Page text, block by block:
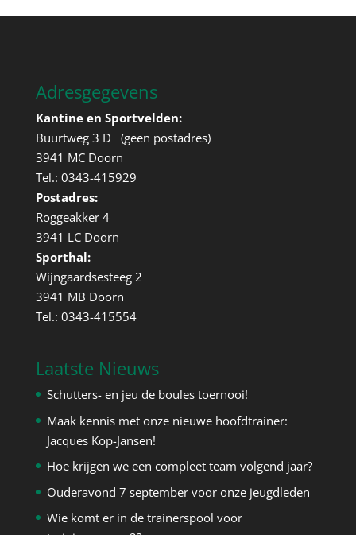
Adresgegevens
Kantine en Sportvelden:
Buurtweg 3 D (geen postadres)
3941 MC Doorn
Tel.: 0343-415929
Postadres:
Roggeakker 4
3941 LC Doorn
Sporthal:
Wijngaardsesteeg 2
3941 MB Doorn
Tel.: 0343-415554
Laatste Nieuws
Schutters- en jeu de boules toernooi!
Maak kennis met onze nieuwe hoofdtrainer:
Jacques Kop-Jansen!
Hoe krijgen we een compleet team volgend jaar?
Ouderavond 7 september voor onze jeugdleden
Wie komt er in de trainerspool voor